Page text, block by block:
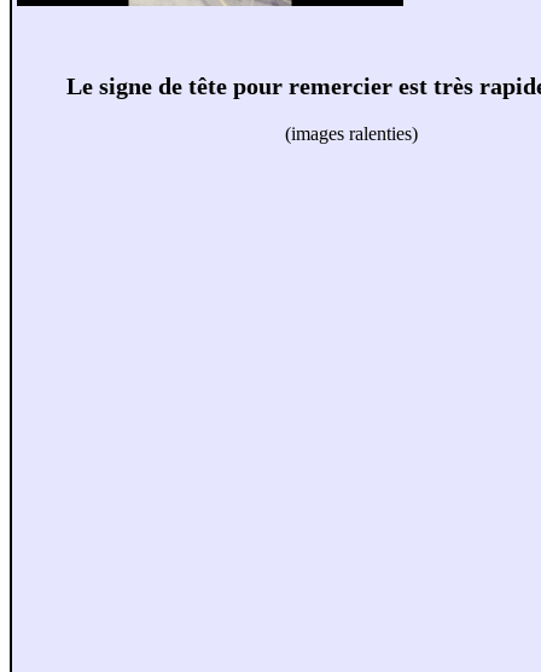
Le signe de tête pour remercier est très
(images ralenties)